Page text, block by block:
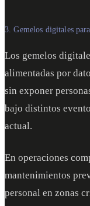
3. Gemelos digitales
Los gemelos
alimentadas por
sin exponer
bajo distintos
actual.
En operaciones
mantenimientos
personal en zonas